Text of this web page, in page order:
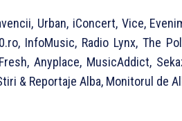
Urban, iConcert, Vice,
InfoMusic, Radio Lynx, The
Anyplace, MusicAddict,
& Reportaje Alba, Monitorul de